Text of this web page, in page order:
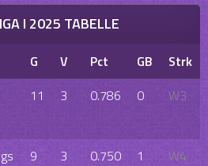
I 2025 TABELLE
G V Pct GB
Strk
11 3 0.786 0 W3
9 3 0.750 1 W4